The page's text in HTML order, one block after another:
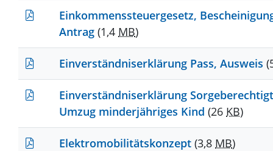
Einkommenssteuergesetz,
Antrag (1,4 MB)
Einverständniserklärung Pass, Ausweis
Einverständniserklärung
Umzug minderjähriges Kind (26 KB)
Elektromobilitätskonzept (3,8 MB)